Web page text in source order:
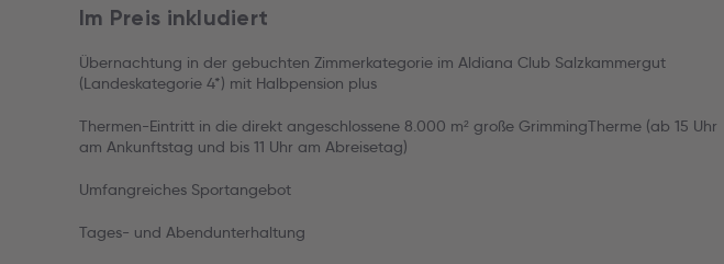
Im Preis inkludiert
Übernachtung in der gebuchten Zimmerkategorie im Aldiana Club Salzkammergut
(Landeskategorie 4*) mit Halbpension plus
Thermen-Eintritt in die direkt angeschlossene 8.000 m² große GrimmingTherme (ab 15 Uhr
am Ankunftstag und bis 11 Uhr am Abreisetag)
Umfangreiches Sportangebot
Tages- und Abendunterhaltung